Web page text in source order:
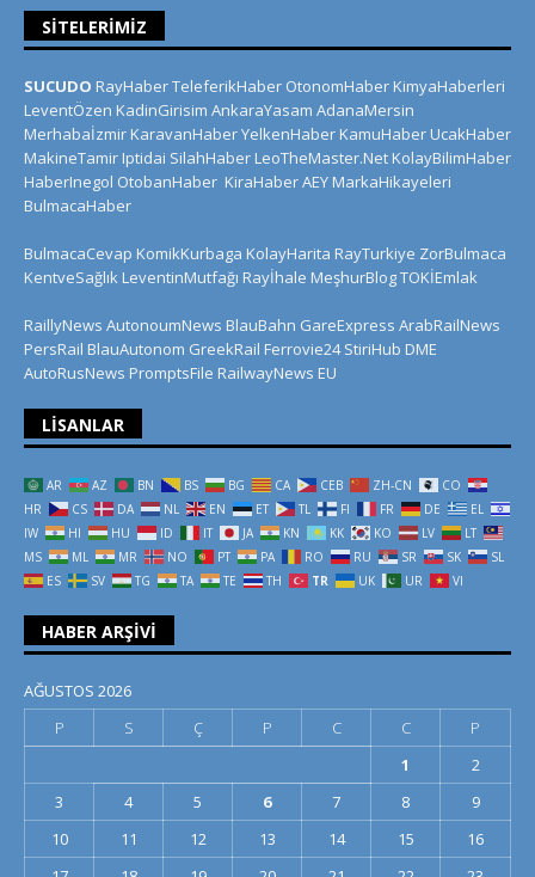
SITELERIMIZ
SUCUDO RayHaberTeleferikHaber OtonomHaber KimyaHaberleri
LeventÖzen KadinGirisim AnkaraYasam AdanaMersin
Merhabaİzmir KaravanHaberYelkenHaber KamuHaber UcakHaber
MakineTamir Iptidai SilahHaber LeoTheMaster.Net KolayBilimHaber
HaberInegol OtobanHaber KiraHaberAEY MarkaHikayeleri
BulmacaHaber
BulmacaCevap KomikKurbaga KolayHarita RayTurkiye ZorBulmaca
KentveSağlık LeventinMutfağı Rayİhale MeşhurBlogTOKİEmlak
RaillyNews AutonoumNews BlauBahn GareExpress ArabRailNews
PersRail BlauAutonom GreekRail Ferrovie24 StiriHub DME
AutoRusNews PromptsFile RailwayNews EU
LISANLAR
AR AZ BN BS BG CA CEB ZH-CN
CO
HR
CS DA NL EN ET TL FI FR DE
EL
IW
HI HU ID IT JA KN KK KO LV
LT
MS
ML MR NO PT PA RO RU SR SK
SL
ES
SV TG TA TE TH TR UK UR VI
HABER ARŞIVI
AĞUSTOS 2026
P
S Ç P C C
P
1
2
3
4 5 6 7 8
9
10
11 12 13 14 15
16